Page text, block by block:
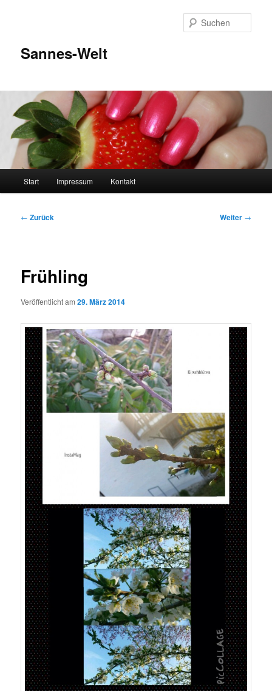
Sannes-Welt
Start Impressum Kontakt
Beitragsnavigation
← Zurück Weiter →
Frühling
Veröffentlicht am29. März 2014